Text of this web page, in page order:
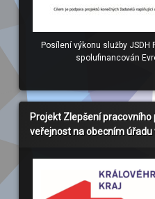
Posílení výkonu služby JSDH
spolufinancován
Projekt Zlepšení
veřejnost na obecním úřadu